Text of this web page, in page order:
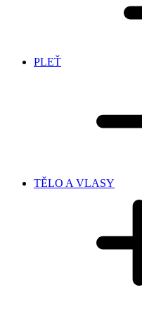
PLEŤ
TĚLO A VLASY